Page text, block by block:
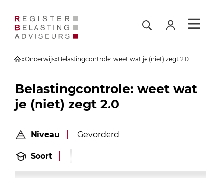
»Onderwijs»Belastingcontrole: weet wat je (niet) zegt 2.0
Belastingcontrole: weet wat
je (niet) zegt 2.0
Niveau Gevorderd
Soort